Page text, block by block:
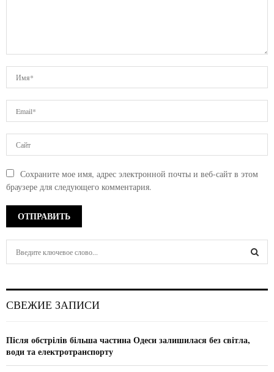
Сохраните мое имя, адрес электронной почты и веб-сайт в этом
браузере для следующего комментария.
h
o
r
СВЕЖИЕ ЗАПИСИ
Після обстрілів більша частина Одеси залишилася без світла,
води та електротранспорту